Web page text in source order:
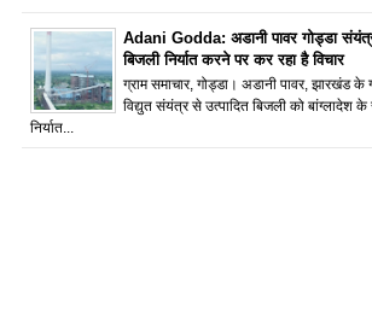
Adani Godda: अडानी पावर गोड्डा
बिजली निर्यात करने पर कर रहा है विचार
ग्राम समाचार, गोड्डा। अडानी पावर, झारखंड के
विद्युत संयंत्र से उत्पादित बिजली को बांग्लादेश
निर्यात...